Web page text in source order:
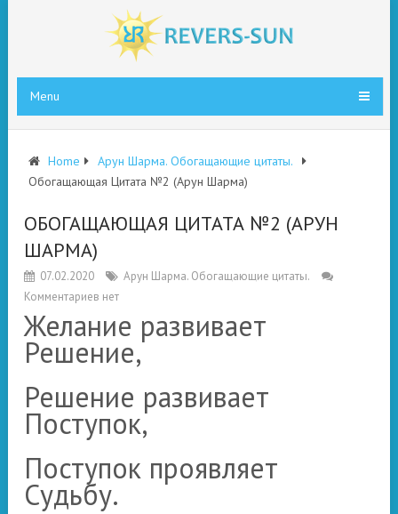
Menu
Home
Арун Шарма. Обогащающие цитаты.
Обогащающая Цитата №2 (Арун Шарма)
ОБОГАЩАЮЩАЯ ЦИТАТА №2 (АРУН
ШАРМА)
07.02.2020
Арун Шарма. Обогащающие цитаты.
Комментариев нет
Желание развивает
Решение,
Решение развивает
Поступок,
Поступок проявляет
Судьбу.